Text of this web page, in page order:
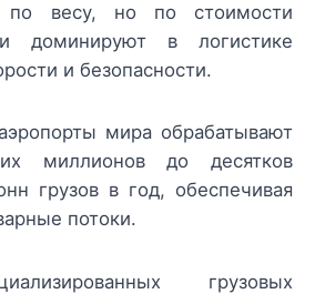
по весу, но по стоимости
доминируют в логистике
и безопасности.
мира обрабатывают
миллионов до десятков
грузов в год, обеспечивая
потоки.
грузовых